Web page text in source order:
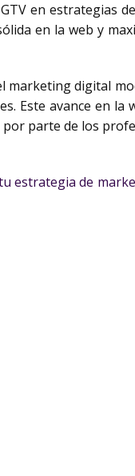
en estrategias
en la web y
marketing digital
Este avance en la
parte de los
estrategia de